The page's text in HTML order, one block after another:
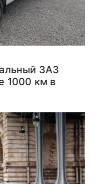
ЗАЗ
1000 км в